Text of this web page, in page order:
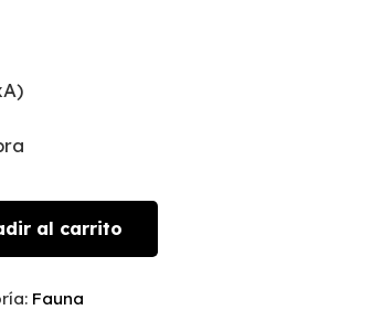
al carrito
Fauna